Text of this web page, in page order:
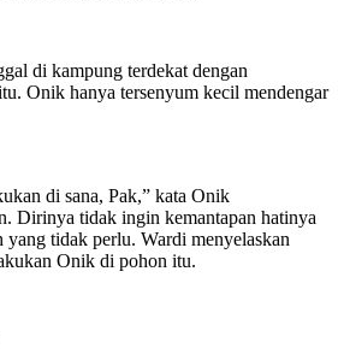
di kampung terdekat dengan
Onik hanya tersenyum kecil mendengar
di sana, Pak,” kata Onik
Dirinya tidak ingin kemantapan hatinya
yang tidak perlu. Wardi menyelaskan
Onik di pohon itu.